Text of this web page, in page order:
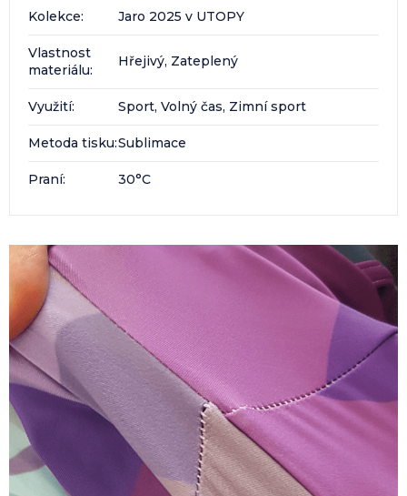
Kolekce: Jaro 2025 v UTOPY
Vlastnost
materiálu:
Hřejivý, Zateplený
Využití: Sport, Volný čas, Zimní sport
Metoda tisku:Sublimace
Praní: 30°C